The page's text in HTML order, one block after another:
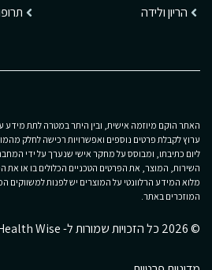
הריון ולידה
האתר הוקם מיוזמה אישית, ובין היתר במטרה לתת
ערוץ לקבלת פרטים נוספים ואפשרויות רכישה לחלק
ליום כתיבתו, ומבוסס על מחקר אישי שנערך על ידי
השירות, המוצר, את הפרטים הטכניים הכלולים בו או את
מלוא המידע הרלוונטי על המוצרים יש לפנות למשווקים
המוזכרים באתר.
© 2026 כל הזכויות שמורות ל- Health Wise